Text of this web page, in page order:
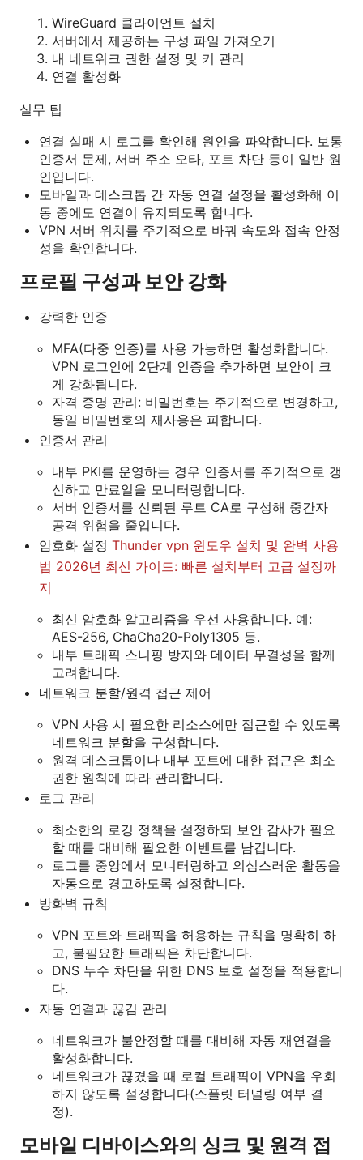
WireGuard 클라이언트 설치
서버에서 제공하는 구성 파일 가져오기
내 네트워크 권한 설정 및 키 관리
연결 활성화
실무 팁
연결 실패 시 로그를 확인해 원인을 파악합니다. 보통
인증서 문제, 서버 주소 오타, 포트 차단 등이 일반 원
인입니다.
모바일과 데스크톱 간 자동 연결 설정을 활성화해 이
동 중에도 연결이 유지되도록 합니다.
VPN 서버 위치를 주기적으로 바꿔 속도와 접속 안정
성을 확인합니다.
프로필 구성과 보안 강화
강력한 인증
MFA(다중 인증)를 사용 가능하면 활성화합니다.
VPN 로그인에 2단계 인증을 추가하면 보안이 크
게 강화됩니다.
자격 증명 관리: 비밀번호는 주기적으로 변경하고,
동일 비밀번호의 재사용은 피합니다.
인증서 관리
내부 PKI를 운영하는 경우 인증서를 주기적으로 갱
신하고 만료일을 모니터링합니다.
서버 인증서를 신뢰된 루트 CA로 구성해 중간자
공격 위험을 줄입니다.
암호화 설정 Thunder vpn 윈도우 설치 및 완벽 사용
법 2026년 최신 가이드: 빠른 설치부터 고급 설정까
지
최신 암호화 알고리즘을 우선 사용합니다. 예:
AES-256, ChaCha20-Poly1305 등.
내부 트래픽 스니핑 방지와 데이터 무결성을 함께
고려합니다.
네트워크 분할/원격 접근 제어
VPN 사용 시 필요한 리소스에만 접근할 수 있도록
네트워크 분할을 구성합니다.
원격 데스크톱이나 내부 포트에 대한 접근은 최소
권한 원칙에 따라 관리합니다.
로그 관리
최소한의 로깅 정책을 설정하되 보안 감사가 필요
할 때를 대비해 필요한 이벤트를 남깁니다.
로그를 중앙에서 모니터링하고 의심스러운 활동을
자동으로 경고하도록 설정합니다.
방화벽 규칙
VPN 포트와 트래픽을 허용하는 규칙을 명확히 하
고, 불필요한 트래픽은 차단합니다.
DNS 누수 차단을 위한 DNS 보호 설정을 적용합니
다.
자동 연결과 끊김 관리
네트워크가 불안정할 때를 대비해 자동 재연결을
활성화합니다.
네트워크가 끊겼을 때 로컬 트래픽이 VPN을 우회
하지 않도록 설정합니다(스플릿 터널링 여부 결
정).
모바일 디바이스와의 싱크 및 원격 접